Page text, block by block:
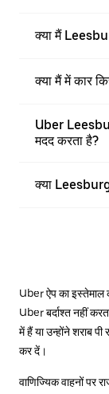
क्या मैं
क्या मैं में कार
Uber
मदद करता है?
क्या
Uber ऐप का इस्तेमाल
Uber बर्दाश्त नहीं
में हैं या उन्होंने शराब
कर दें।
वाणिज्यिक वाहनों